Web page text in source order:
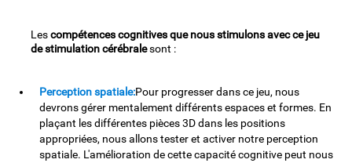
Lescompétences cognitives que nous stimulons avec ce jeu
de stimulation cérébralesont :
Perception spatiale:Pour progresser dans ce jeu, nous
devrons gérer mentalement différents espaces et formes. En
plaçant les différentes pièces 3D dans les positions
appropriées, nous allons tester et activer notre perception
spatiale. L'amélioration de cette capacité cognitive peut nous